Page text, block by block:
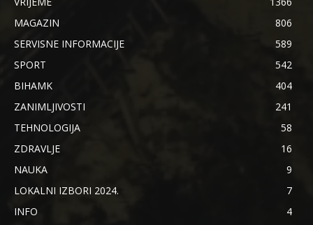
MAGAZIN
806
SERVISNE INFORMACIJE
589
SPORT
542
BIHAMK
404
ZANIMLJIVOSTI
241
TEHNOLOGIJA
58
ZDRAVLJE
16
NAUKA
9
LOKALNI IZBORI 2024.
7
INFO
4